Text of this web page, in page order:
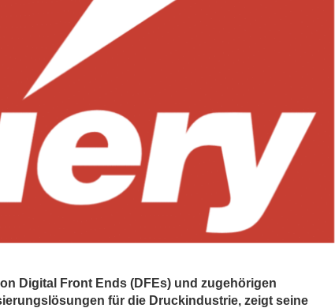
Digital Front Ends (DFEs) und zugehörigen
für die Druckindustrie, zeigt seine